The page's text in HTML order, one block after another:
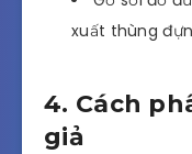
xuất thùng
4. Cách
giả